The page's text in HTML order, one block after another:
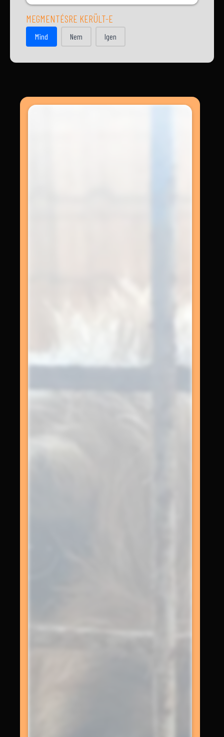
MEGMENTÉSRE KERÜLT-E
MEGMENTÉSRE KERÜLT-E
Mind Nem Igen